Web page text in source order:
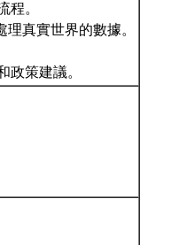
程。
真實世界的數據。
政策建議。